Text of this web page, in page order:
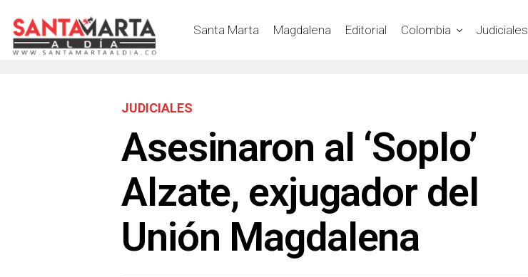
Santa Marta Magdalena Editorial Colombia Judiciales
JUDICIALES
Asesinaron al ‘Soplo’
Alzate, exjugador del
Unión Magdalena